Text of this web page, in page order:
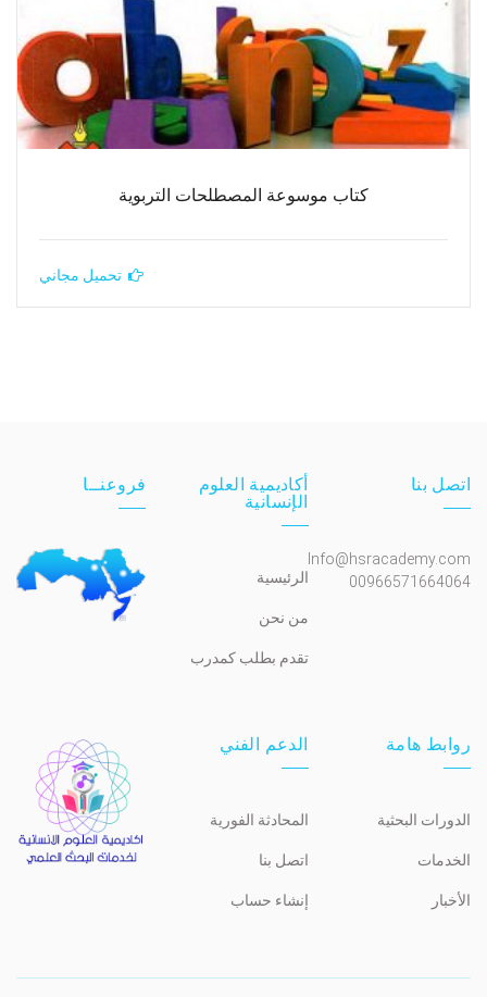
كتاب موسوعة المصطلحات التربوية
تحميل مجاني
اتصل بنا
Info@hsracademy.com
00966571664064
أكاديمية العلوم
الإنسانية
الرئيسية
من نحن
تقدم بطلب كمدرب
فروعنــا
روابط هامة
الدورات البحثية
الخدمات
الأخبار
الدعم الفني
المحادثة الفورية
اتصل بنا
إنشاء حساب